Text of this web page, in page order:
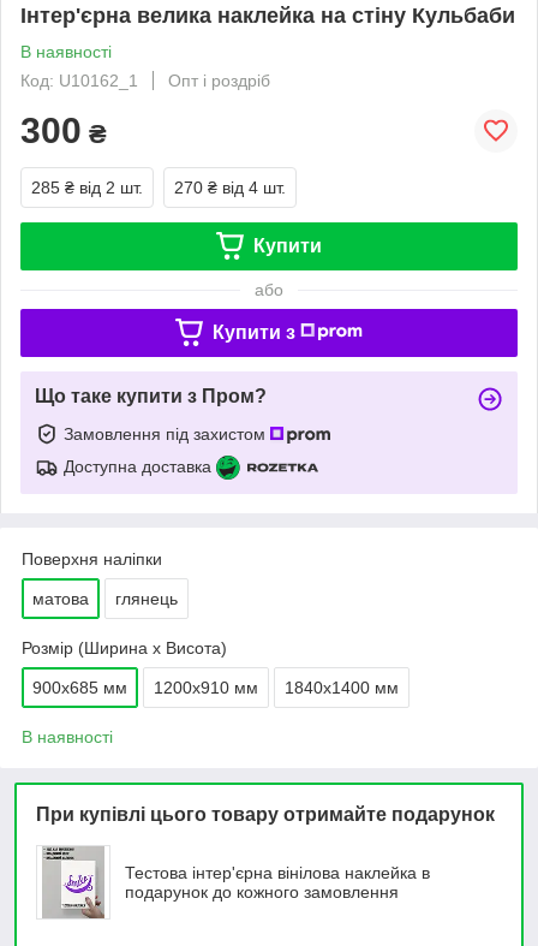
Інтер'єрна велика наклейка на стіну Кульбаби
В наявності
Код: U10162_1
Опт і роздріб
300 ₴
285 ₴ від 2 шт. 270 ₴ від 4 шт.
Купити
або
Купити з
Що таке купити з Пром?
Замовлення під захистом
Доступна доставка
Поверхня наліпки
матова глянець
Розмір (Ширина х Висота)
900х685 мм 1200х910 мм 1840x1400 мм
В наявності
При купівлі цього товару отримайте подарунок
Тестова інтер'єрна вінілова наклейка в
подарунок до кожного замовлення